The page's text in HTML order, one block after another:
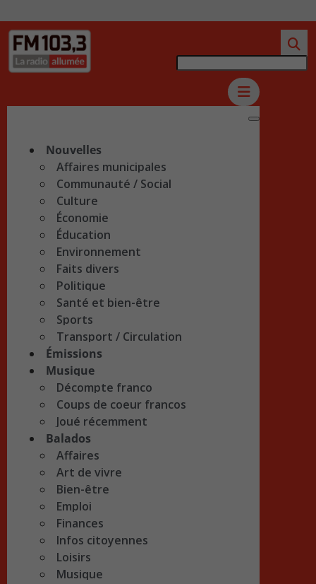
Nouvelles
Affaires municipales
Communauté / Social
Culture
Économie
Éducation
Environnement
Faits divers
Politique
Santé et bien-être
Sports
Transport / Circulation
Émissions
Musique
Décompte franco
Coups de coeur francos
Joué récemment
Balados
Affaires
Art de vivre
Bien-être
Emploi
Finances
Infos citoyennes
Loisirs
Musique